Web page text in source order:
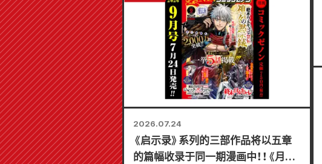
2026.07.24
《启示录》系列的三部作品将以五章
的篇幅收录于同一期漫画中！！《月刊